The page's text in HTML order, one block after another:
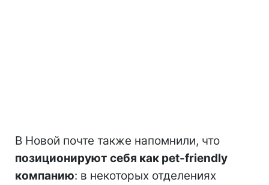
В Новой почте также напомнили, что
позиционируют себя как pet-friendly
компанию: в некоторых отделениях